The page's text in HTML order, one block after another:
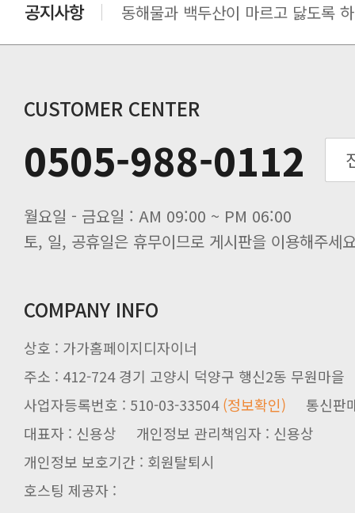
동해물과 백두산이 마르고 닳도록
동해물과 백두산이 마르고 닳도록
동해물과 백두산이 마르고 닳도록
동해물과 백두산이 마르고 닳도록
동해물과 백두산이 마르고 닳도록
CUSTOMER CENTER
0505-988-0112
월요일 - 금요일 : AM 09:00 ~ PM 06:00
토, 일, 공휴일은 휴무이므로 게시판을 이용해주세
COMPANY INFO
상호 : 가가홈페이지디자이너
주소 : 412-724 경기 고양시 덕양구 행신2동 무원마을
사업자등록번호 : 510-03-33504(정보확인) 통신판
대표자 : 신용상 개인정보 관리책임자 : 신용상
개인정보 보호기간 : 회원탈퇴시
호스팅 제공자 :